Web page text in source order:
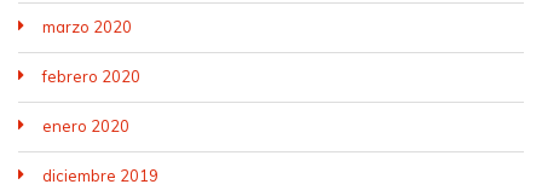
marzo 2020
febrero 2020
enero 2020
diciembre 2019